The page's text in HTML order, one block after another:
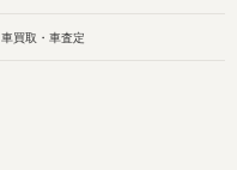
車買取・車査定